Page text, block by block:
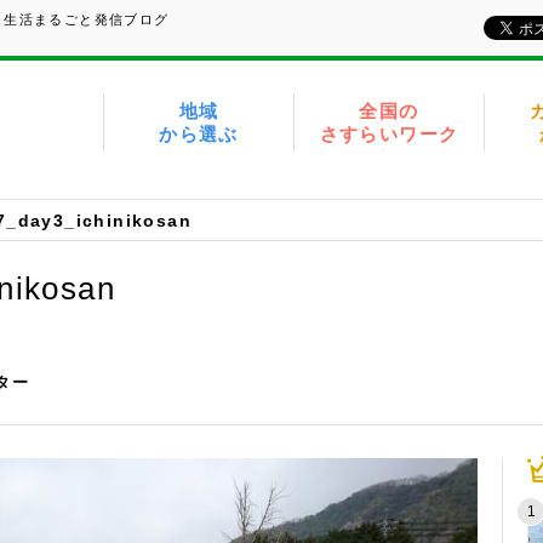
活まるごと発信ブログ
地域
から選ぶ
全国の
さすらいワーク
ー